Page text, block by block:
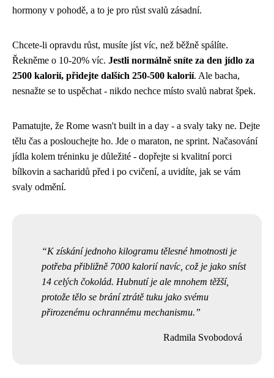
hormony v pohodě, a to je pro růst svalů zásadní.
Chcete-li opravdu růst, musíte jíst víc, než běžně spálíte.
Řekněme o 10-20% víc. Jestli normálně sníte za den jídlo za
2500 kalorií, přidejte dalších 250-500 kalorií. Ale bacha,
nesnažte se to uspěchat - nikdo nechce místo svalů nabrat špek.
Pamatujte, že Rome wasn't built in a day - a svaly taky ne. Dejte
tělu čas a poslouchejte ho. Jde o maraton, ne sprint. Načasování
jídla kolem tréninku je důležité - dopřejte si kvalitní porci
bílkovin a sacharidů před i po cvičení, a uvidíte, jak se vám
svaly odmění.
K získání jednoho kilogramu tělesné hmotnosti je
potřeba přibližně 7000 kalorií navíc, což je jako sníst
14 celých čokolád. Hubnutí je ale mnohem těžší,
protože tělo se brání ztrátě tuku jako svému
přirozenému ochrannému mechanismu.
Radmila Svobodová